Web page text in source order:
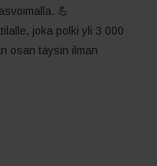
💪
joka polki yli 3 000
osan täysin ilman